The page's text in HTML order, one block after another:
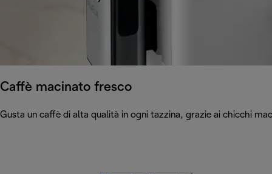
Caffè macinato fresco
Gusta un caffè di alta qualità in ogni tazzina, grazie ai chicchi